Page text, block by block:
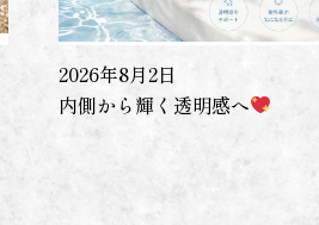
2026年8月2日
内側から輝く透明感へ